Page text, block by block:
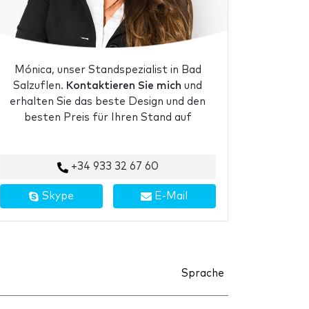
Mónica, unser Standspezialist in Bad
Salzuflen. Kontaktieren Sie mich und
erhalten Sie das beste Design und den
besten Preis für Ihren Stand auf
+34 933 32 67 60
Skype E-Mail
Sprache